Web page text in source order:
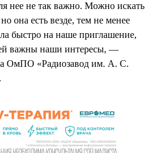
нее не так важно. Можно искать
она есть везде, тем не менее
быстро на наше приглашение,
важны наши интересы, —
ОмПО «Радиозавод им. А. С.